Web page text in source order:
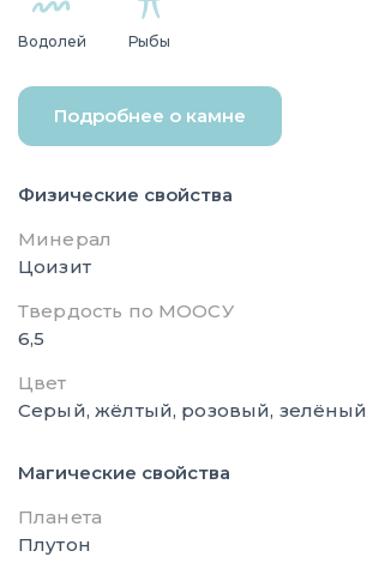
Водолей Рыбы
Подробнее о камне
Физические свойства
Минерал
Цоизит
Твердость по МООСУ
6,5
Цвет
Серый, жёлтый, розовый, зелёный
Магические свойства
Планета
Плутон